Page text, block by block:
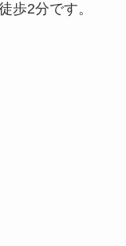
歩2分です。